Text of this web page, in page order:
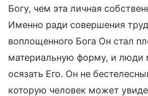
Богу, чем эта личная
Именно ради совершения
воплощенного Бога Он стал
материальную форму, и люди
осязать Его. Он не
которую человек может